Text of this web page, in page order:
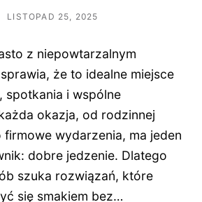
LISTOPAD 25, 2025
z niepowtarzalnym
że to idealne miejsce
spotkania i wspólne
okazja, od rodzinnej
wydarzenia, ma jeden
dobre jedzenie. Dlatego
szuka rozwiązań, które
się smakiem bez…